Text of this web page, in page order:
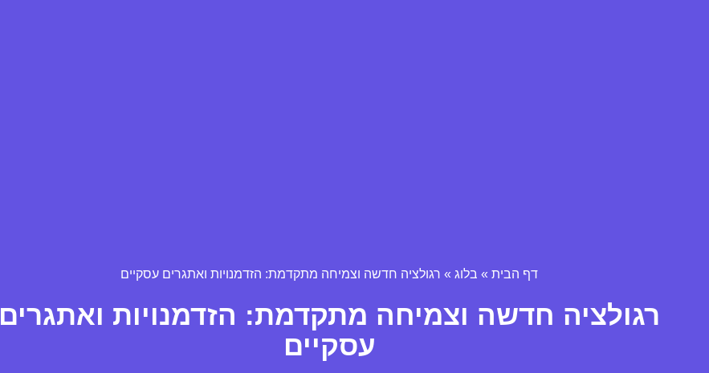
דף הבית » בלוג » רגולציה חדשה וצמיחה מתקדמת: הזדמנויות ואתגרים עסקיים
רגולציה חדשה וצמיחה מתקדמת: הזדמנויות ואתגרים
עסקיים